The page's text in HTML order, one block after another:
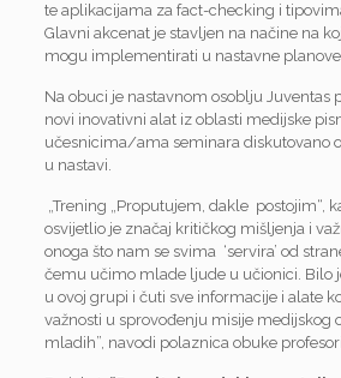
te aplikacijama za fact-checking i
Glavni akcenat je stavljen na načine na
mogu implementirati u nastavne
Na obuci je nastavnom osoblju Juventas
novi inovativni alat iz oblasti medijske
učesnicima/ama seminara diskutovano
u nastavi.
„Trening „Proputujem, dakle postojim“,
osvijetlio je značaj kritičkog mišljenja i
onoga što nam se svima ‘servira’ od
čemu učimo mlade ljude u učionici. Bilo
u ovoj grupi i čuti sve informacije i alate
važnosti u sprovođenju misije medijskog
mladih”, navodi polaznica obuke